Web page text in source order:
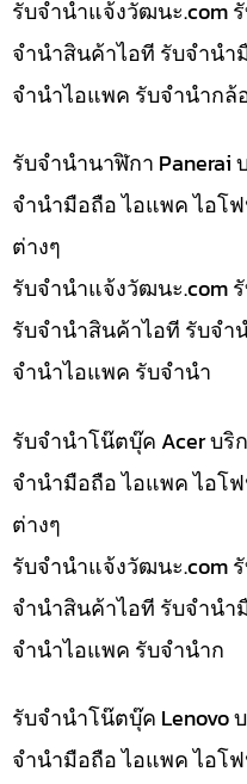
รับจํานําแจ้งวัฒนะ.com
จำนำสินค้าไอที รับจำน
จำนำไอแพค รับจำนำกล้
รับจำนำนาฬิกา Panerai
จำนำมือถือ ไอแพค ไอโ
ต่างๆ
รับจํานําแจ้งวัฒนะ.com
รับจำนำสินค้าไอที รับจ
จำนำไอแพค รับจำนำ
รับจำนำโน๊ตบุ๊ค Acer บริ
จำนำมือถือ ไอแพค ไอโ
ต่างๆ
รับจํานําแจ้งวัฒนะ.com
จำนำสินค้าไอที รับจำน
จำนำไอแพค รับจำนำก
รับจำนำโน๊ตบุ๊ค Lenovo
จำนำมือถือ ไอแพค ไอโ